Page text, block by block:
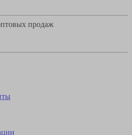
продаж